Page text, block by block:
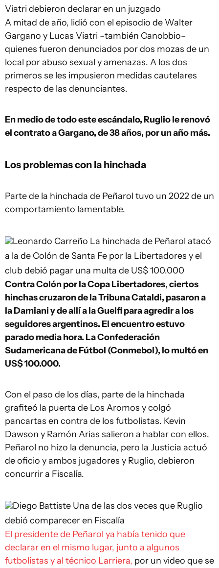
Viatri debieron declarar en un juzgado
A mitad de año, lidió con el episodio de Walter
Gargano y Lucas Viatri –también Canobbio–
quienes fueron denunciados por dos mozas de un
local por abuso sexual y amenazas. A los dos
primeros se les impusieron medidas cautelares
respecto de las denunciantes.
En medio de todo este escándalo, Ruglio le renovó
el contrato a Gargano, de 38 años, por un año más.
Los problemas con la hinchada
Parte de la hinchada de Peñarol tuvo un 2022 de un
comportamiento lamentable.
Leonardo Carreño La hinchada de Peñarol atacó
a la de Colón de Santa Fe por la Libertadores y el
club debió pagar una multa de US$ 100.000
Contra Colón por la Copa Libertadores, ciertos
hinchas cruzaron de la Tribuna Cataldi, pasaron a
la Damiani y de allí a la Guelfi para agredir a los
seguidores argentinos. El encuentro estuvo
parado media hora. La Confederación
Sudamericana de Fútbol (Conmebol), lo multó en
US$ 100.000.
Con el paso de los días, parte de la hinchada
grafiteó la puerta de Los Aromos y colgó
pancartas en contra de los futbolistas. Kevin
Dawson y Ramón Arias salieron a hablar con ellos.
Peñarol no hizo la denuncia, pero la Justicia actuó
de oficio y ambos jugadores y Ruglio, debieron
concurrir a Fiscalía.
Diego Battiste Una de las dos veces que Ruglio
debió comparecer en Fiscalía
El presidente de Peñarol ya había tenido que
declarar en el mismo lugar, junto a algunos
futbolistas y al técnico Larriera, por un video que se